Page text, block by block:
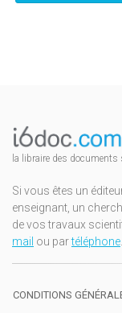
la libraire des documents
Si vous êtes un
enseignant, un
de vos travaux
mail ou partéléphone.
CONDITIONS